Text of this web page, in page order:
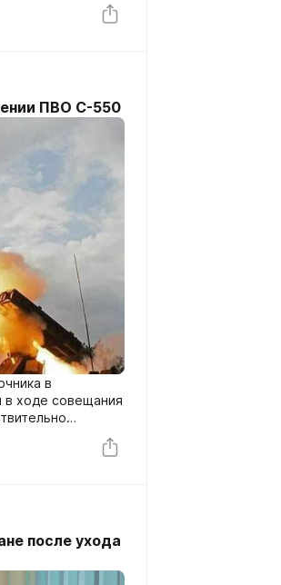
отношение к
ПВО С-550
в
в ходе совещания
после ухода